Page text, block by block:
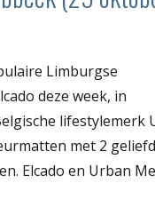
Limburgse
deze week, in
lifestylemerk
met 2
Elcado en Urban